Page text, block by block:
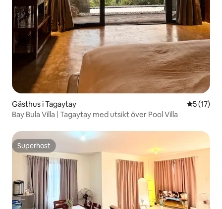
Gästhus i Tagaytay 5 av 5 i
5 (17)
Bay Bula Villa | Tagaytay med utsikt över Pool Villa
Superhost
Superhost